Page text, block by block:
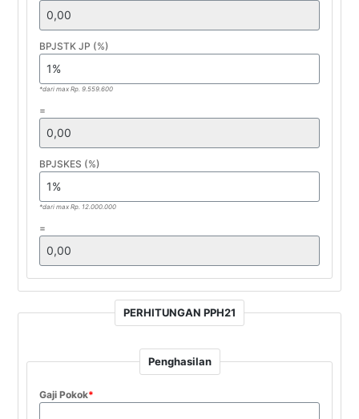
BPJSTK JP (%)
*dari max Rp. 9.559.600
=
BPJSKES (%)
*dari max Rp. 12.000.000
=
PERHITUNGAN PPH21
Penghasilan
Gaji Pokok*